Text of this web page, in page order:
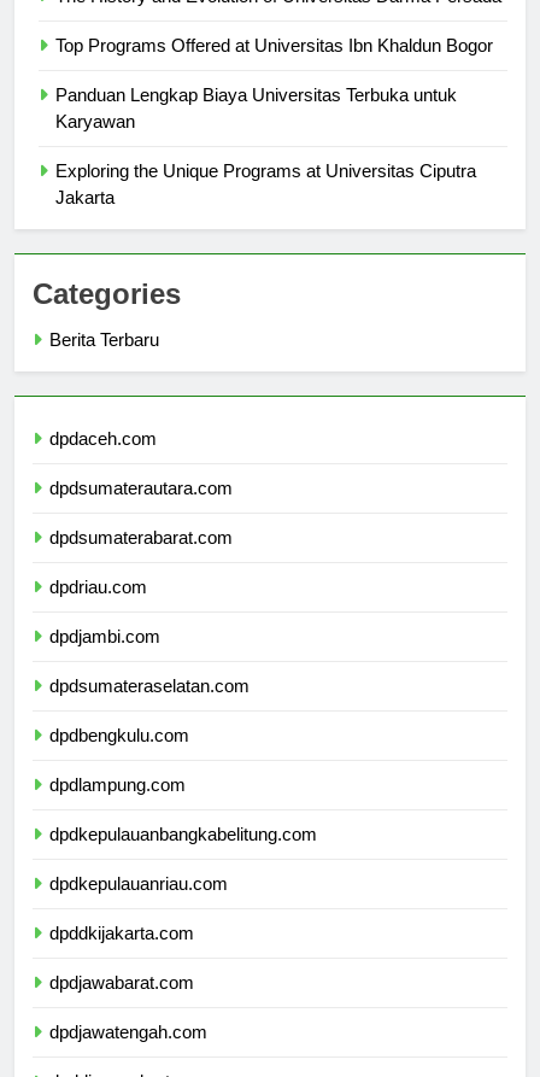
Panduan Lengkap Biaya Universitas Terbuka untuk
Exploring the Unique Programs at Universitas Ciputra
Categories